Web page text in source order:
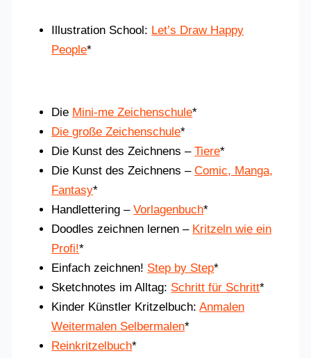
Illustration School: Let’s Draw Happy
People*
Die Mini-me Zeichenschule*
Die große Zeichenschule*
Die Kunst des Zeichnens –Tiere*
Die Kunst des Zeichnens –Comic, Manga,
Fantasy*
Handlettering –Vorlagenbuch*
Doodles zeichnen lernen – Kritzeln wie ein
Profi!*
Einfach zeichnen! Step by Step*
Sketchnotes im Alltag: Schritt für Schritt*
Kinder Künstler Kritzelbuch:Anmalen
Weitermalen Selbermalen*
Reinkritzelbuch*